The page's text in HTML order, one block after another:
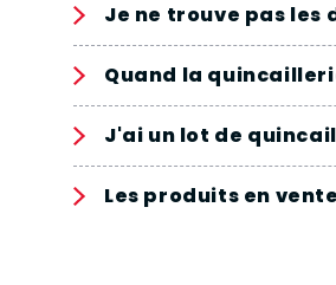
Je ne trouve pas les
Quand la
J'ai un lot de
Les produits en